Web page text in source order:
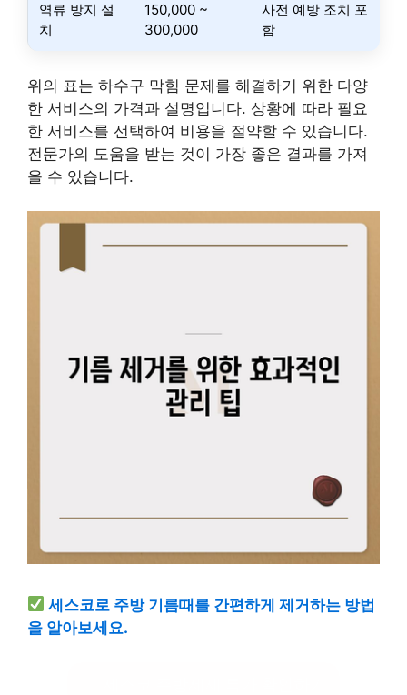
역류 방지 설
치
150,000 ~
300,000
사전 예방 조치 포
함
위의 표는 하수구 막힘 문제를 해결하기 위한 다양
한 서비스의 가격과 설명입니다. 상황에 따라 필요
한 서비스를 선택하여 비용을 절약할 수 있습니다.
전문가의 도움을 받는 것이 가장 좋은 결과를 가져
올 수 있습니다.
세스코로 주방 기름때를 간편하게 제거하는 방법
을 알아보세요.